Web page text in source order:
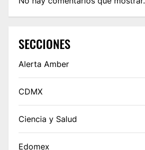
SECCIONES
Alerta Amber
CDMX
Ciencia y Salud
Edomex